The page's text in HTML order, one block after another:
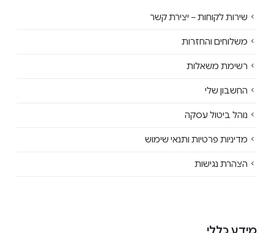
שירות לקוחות – יצירת קשר
משלוחים והחזרות
רשימת משאלות
החשבון שלי
נוהל ביטול עסקה
מדיניות פרטיות ותנאי שימוש
הצהרת נגישות